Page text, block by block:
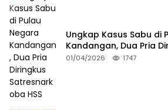
Ungkap Kasus Sabu di
Kandangan, Dua Pria
Satresnarkoba HSS
01/04/2026 1747